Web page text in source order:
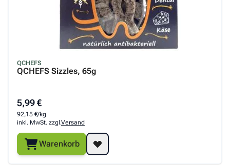
QCHEFS
QCHEFS Sizzles, 65g
5,99 €
92,15 €/kg
inkl. MwSt. zzgl.Versand
Warenkorb